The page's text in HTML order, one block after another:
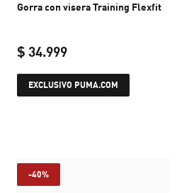
Gorra con visera Training Flexfit
$ 34.999
current price $ 34.999
EXCLUSIVO PUMA.COM
-40%